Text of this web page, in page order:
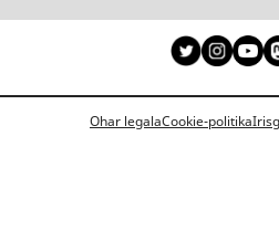
Ohar legalaCookie-politika